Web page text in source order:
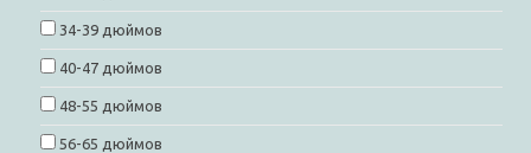
34-39 дюймов
40-47 дюймов
48-55 дюймов
56-65 дюймов